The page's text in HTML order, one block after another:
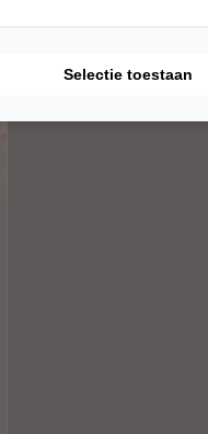
Selectie toestaan